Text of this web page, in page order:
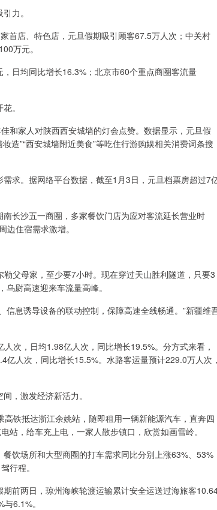
力。
首店、特色店，元旦假期吸引顾客67.5万人次；中关村
万元。
日均同比增长16.3%；北京市60个重点商圈客流量
。
和家人对陕西西安城墙的灯会点赞。数据显示，元旦假
造”“西安城墙附近美食”等吃住行游购娱相关消费词条搜
求。据网络平台数据，截至1月3日，元旦档票房超过7
长沙五一商圈，多家餐饮门店为应对客流延长营业时
住宿需求激增。
父母家，至少要7小时。现在穿过天山胜利隧道，只要3
尉高速迎来车流量高峰。
息诱导设备的联动控制，保障高速全线畅通。”新疆维
次，日均1.98亿人次，同比增长19.5%。分方式来看，
人次，同比增长15.5%。水路客运量预计229.0万人次
，激发经济新活力。
铁抵达浙江余姚站，随即租用一辆新能源汽车，直奔四
站，给车充上电，一家人散步镇口，欣赏如画雪岭。
饮场所和大型商圈的打车需求同比分别上涨63%、53%
行程。
前两日，琼州海峡轮渡运输累计安全运送过海旅客
6.1%。